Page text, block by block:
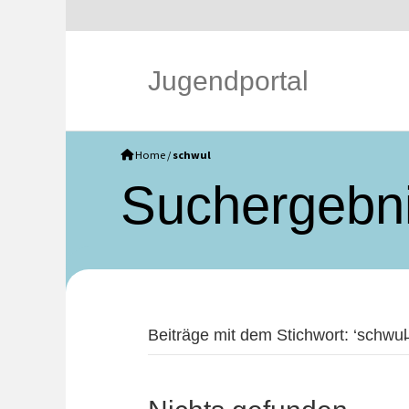
Jugendportal
Home / schwul
Beiträge mit dem Stichwort: ‘schwul̵